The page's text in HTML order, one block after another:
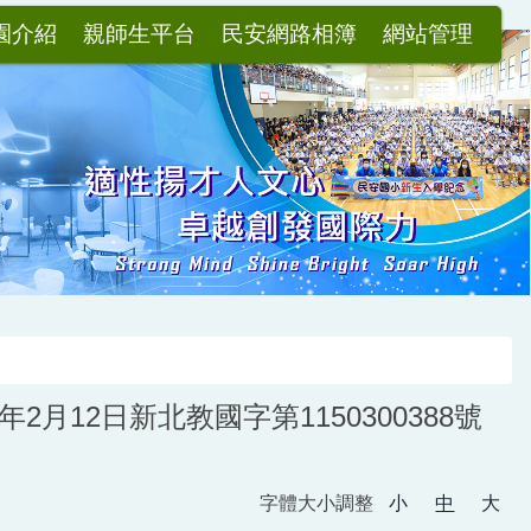
介紹 親師生平台 民安網路相簿 網站管理
2月12日新北教國字第1150300388號
字體大小調整 小 中
大